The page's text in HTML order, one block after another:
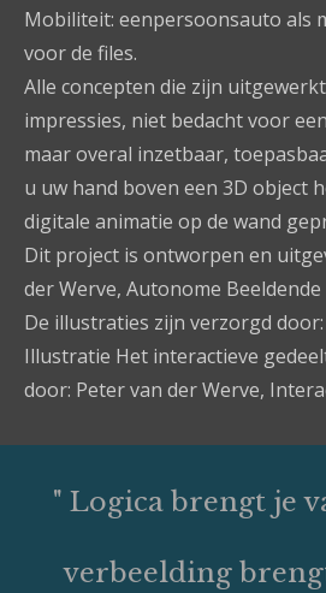
Mobiliteit: eenpersoonsauto als
voor de files.
Alle concepten die zijn
impressies, niet bedacht voor
maar overal inzetbaar,
u uw hand boven een 3D object
digitale animatie op de wand
Dit project is ontworpen en
der Werve, Autonome
De illustraties zijn verzorgd
Illustratie Het interactieve
door: Peter van der Werve,
" Logica brengt je
verbeelding